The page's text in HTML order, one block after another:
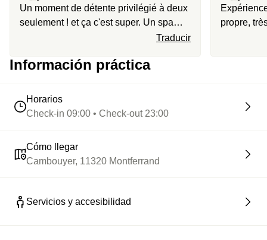
Un moment de détente privilégié à deux
seulement ! et ça c'est super. Un spa
privatif où pendant 2 heures vous
balnéo, un sauna, un fauteuil massant...
de paradis
Traducir
Expérience
propre,
Información práctica
Horarios
Check-in 09:00 • Check-out 23:00
Cómo llegar
Cambouyer, 11320 Montferrand
Servicios y accesibilidad